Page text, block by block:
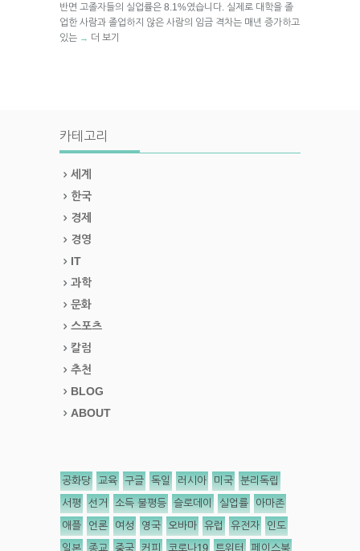
반면 고졸자들의 실업률은 8.1%였습니다. 실제로 대학을 졸
업한 사람과 졸업하지 않은 사람의 임금 격차는 매년 증가하고
있는 → 더 보기
카테고리
세계
한국
경제
경영
IT
과학
문화
스포츠
칼럼
추천
BLOG
ABOUT
공화당 교육 구글 독일 러시아 미국 분리독립
서평 선거 소득 불평등 슬로데이 실업률 아마존
애플 언론 여성 영국 오바마 유럽 유전자 인도
일본 종교 중국 커피 코로나19 트위터 페이스북